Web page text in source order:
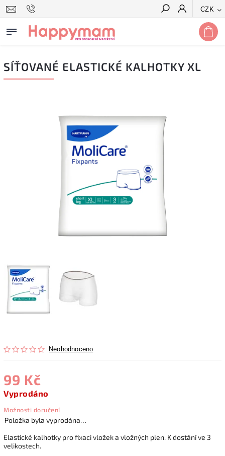
CZK
Hledat
SÍŤOVANÉ ELASTICKÉ KALHOTKY XL
Neohodnoceno
99 Kč
Vyprodáno
Možnosti doručení
Položka byla vyprodána…
Elastické kalhotky pro fixaci vložek a vložných plen. K dostání ve 3
velikostech.